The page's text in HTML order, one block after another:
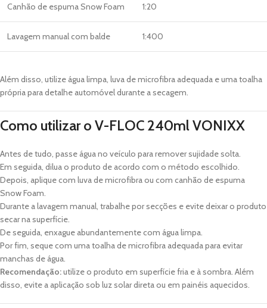
Canhão de espuma Snow Foam 1:20
Lavagem manual com balde 1:400
Além disso, utilize água limpa, luva de microfibra adequada e uma toalha
própria para detalhe automóvel durante a secagem.
Como utilizar o V-FLOC 240ml VONIXX
Antes de tudo, passe água no veículo para remover sujidade solta.
Em seguida, dilua o produto de acordo com o método escolhido.
Depois, aplique com luva de microfibra ou com canhão de espuma
Snow Foam.
Durante a lavagem manual, trabalhe por secções e evite deixar o produto
secar na superfície.
De seguida, enxague abundantemente com água limpa.
Por fim, seque com uma toalha de microfibra adequada para evitar
manchas de água.
Recomendação:utilize o produto em superfície fria e à sombra. Além
disso, evite a aplicação sob luz solar direta ou em painéis aquecidos.